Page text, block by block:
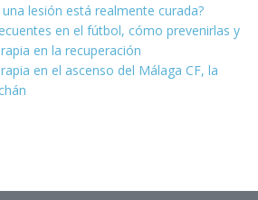
lesión está realmente curada?
en el fútbol, cómo prevenirlas y
en la recuperación
en el ascenso del Málaga CF, la